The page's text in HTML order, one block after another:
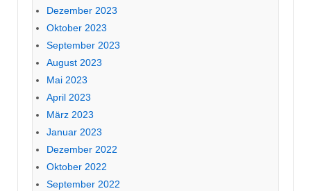
Dezember 2023
Oktober 2023
September 2023
August 2023
Mai 2023
April 2023
März 2023
Januar 2023
Dezember 2022
Oktober 2022
September 2022